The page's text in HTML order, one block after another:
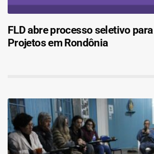
FLD abre processo seletivo
Projetos em Rondônia